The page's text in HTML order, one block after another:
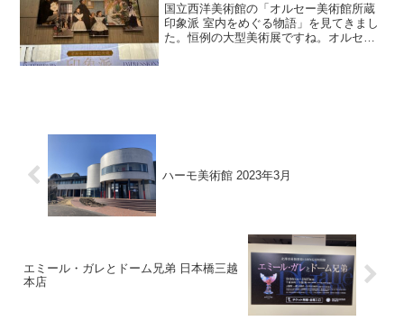
国立西洋美術館の「オルセー美術館所蔵
印象派 室内をめぐる物語」を見てきまし
た。恒例の大型美術展ですね。オルセー
ハーモ美術館 2023年3月
エミール・ガレとドーム兄弟 日本橋三越
本店